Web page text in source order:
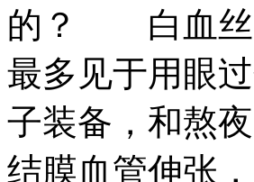
的？ 白血丝
最多见于用眼
子装备，和熬
结膜血管伸